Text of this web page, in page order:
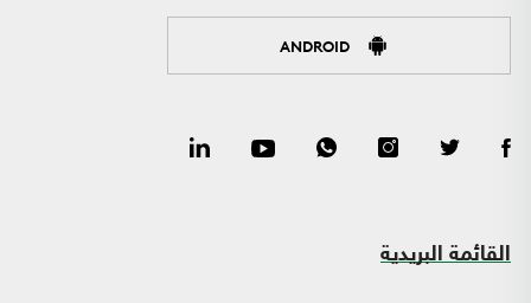
ANDROID
القائمة البريدية